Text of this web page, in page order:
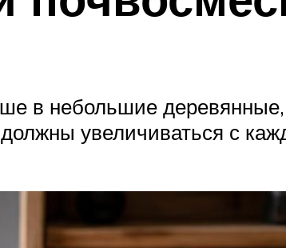
в небольшие
увеличиваться с